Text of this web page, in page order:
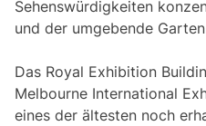
Sehenswürdigkeiten
und der umgebende
Das Royal Exhibition
Melbourne International
eines der ältesten noch